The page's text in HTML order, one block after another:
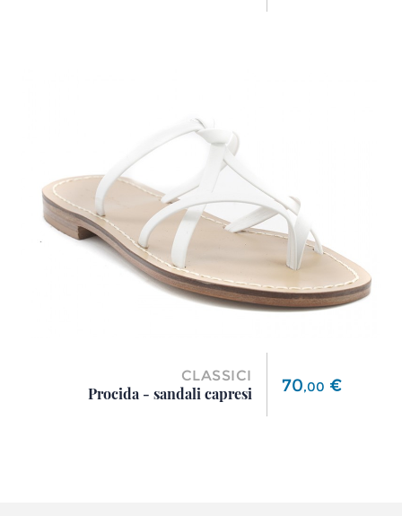
CLASSICI
Procida - sandali capresi
Prezzo
70,00 €